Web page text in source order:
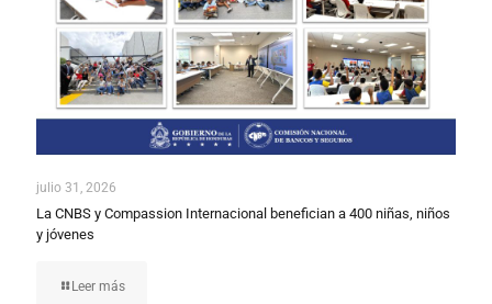
julio 31, 2026
La CNBS y Compassion Internacional benefician a 400 niñas, niños
y jóvenes
Leer más